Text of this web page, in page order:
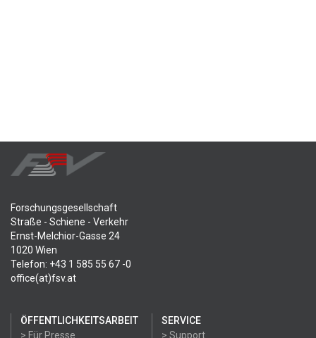
Forschungsgesellschaft
Straße - Schiene - Verkehr
Ernst-Melchior-Gasse 24
1020 Wien
Telefon: +43 1 585 55 67 -0
office(at)fsv.at
ÖFFENTLICHKEITSARBEIT
> Für Presse
SERVICE
> Support